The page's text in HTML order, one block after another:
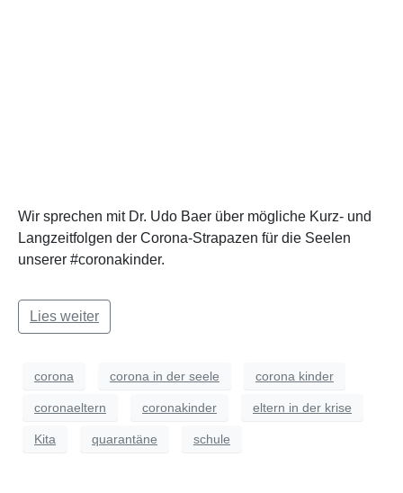
Wir sprechen mit Dr. Udo Baer über mögliche Kurz- und
Langzeitfolgen der Corona-Strapazen für die Seelen
unserer #coronakinder.
Lies weiter
corona corona in der seele corona kinder
coronaeltern coronakinder eltern in der krise
Kita quarantäne schule